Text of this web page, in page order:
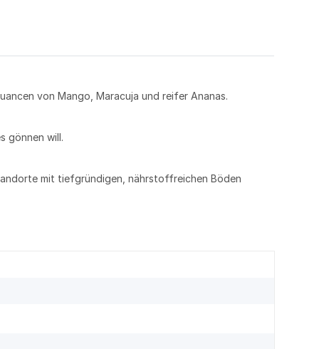
von Mango, Maracuja und reifer Ananas.
gönnen will.
mit tiefgründigen, nährstoffreichen Böden